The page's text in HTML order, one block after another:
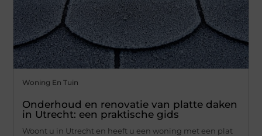
Woning En Tuin
Onderhoud en renovatie van platte daken
in Utrecht: een praktische gids
Woont u in Utrecht en heeft u een woning met een plat